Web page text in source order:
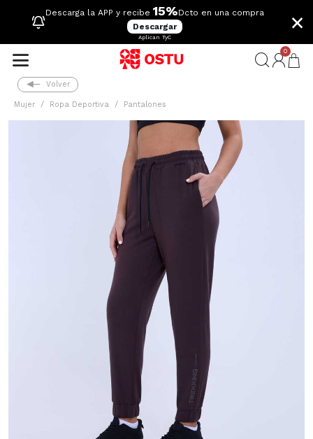
Descarga la APP y recibe 15%Dcto en una compra
Descargar
Aplican TyC
×
0
Volver
Mujer Ropa Deportiva Pantalones